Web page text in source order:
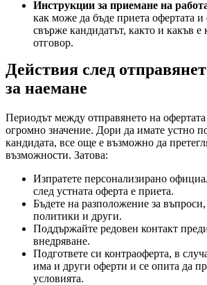
Инструкции за приемане на
как може да бъде приета офертата и
свърже кандидатът, както и какъв е
отговор.
Действия след
за наемане
Периодът между отправянето на
огромно значение. Дори да имате устно
кандидата, все още е възможно да
възможности. Затова:
Изпратете персонализирано
след устната оферта е приета.
Бъдете на разположение за
политики и други.
Поддържайте редовен контакт
внедряване.
Подгответе си контраоферта, в
има и други оферти и се опита да
условията.